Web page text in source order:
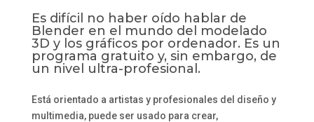
Es difícil no haber oído hablar de
Blender en el mundo del modelado
3D y los gráficos por ordenador. Es un
programa gratuito y, sin embargo, de
un nivel ultra-profesional.
Está orientado a artistas y profesionales del diseño y
multimedia, puede ser usado para crear,